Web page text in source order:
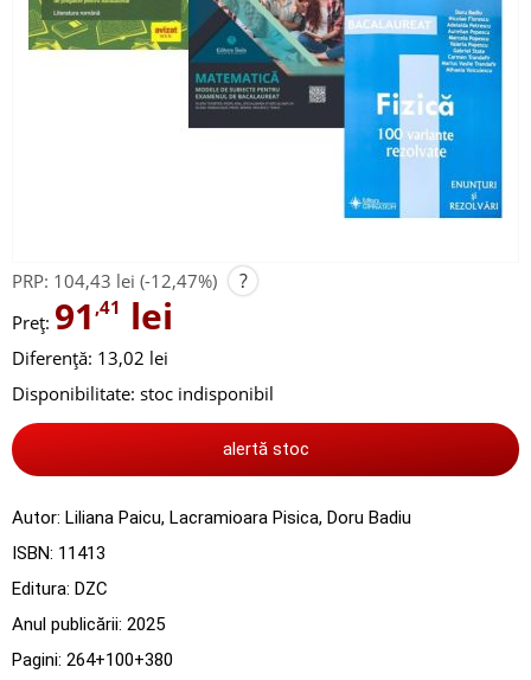
PRP: 104,43 lei (-12,47%) ?
Preț: 91 ,41 lei
Diferență: 13,02 lei
Disponibilitate: stoc indisponibil
alertă stoc
Autor: Liliana Paicu, Lacramioara Pisica, Doru Badiu
ISBN: 11413
Editura: DZC
Anul publicării: 2025
Pagini: 264+100+380